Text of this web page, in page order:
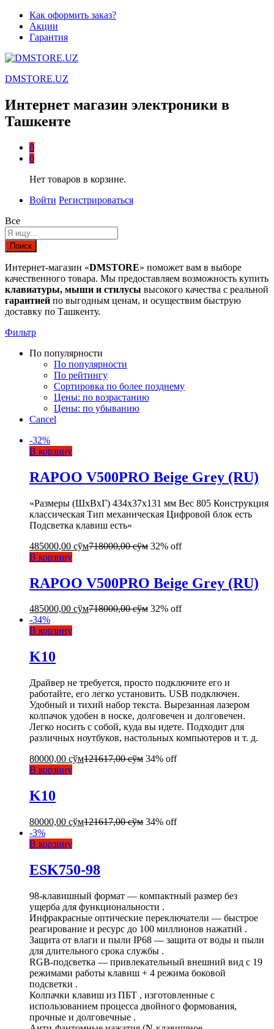
Как оформить заказ?
Акции
Гарантия
DMSTORE.UZ
Интернет магазин электроники в
Ташкенте
0
0
Нет товаров в корзине.
Войти Регистрироваться
Все
Поиск
Интернет-магазин «DMSTORE» поможет вам в выборе
качественного товара. Мы предоставляем возможность купить
клавиатуры, мыши и стилусы высокого качества с реальной
гарантией по выгодным ценам, и осуществим быструю
доставку по Ташкенту.
Фильтр
По популярности
По популярности
По рейтингу
Сортировка по более позднему
Цены: по возрастанию
Цены: по убыванию
Cancel
-32%
В корзину
RAPOO V500PRO Beige Grey (RU)
«Размеры (ШxВxГ) 434x37x131 мм Вес 805 Конструкция
классическая Тип механическая Цифровой блок есть
Подсветка клавиш есть»
485000,00 сўм718000,00сўм 32% off
В корзину
RAPOO V500PRO Beige Grey (RU)
485000,00 сўм718000,00сўм 32% off
-34%
В корзину
K10
Драйвер не требуется, просто подключите его и
работайте, его легко установить. USB подключен.
Удобный и тихий набор текста. Вырезанная лазером
колпачок удобен в носке, долговечен и долговечен.
Легко носить с собой, куда вы идете. Подходит для
различных ноутбуков, настольных компьютеров и т. д.
80000,00 сўм121617,00сўм 34% off
В корзину
K10
80000,00 сўм121617,00сўм 34% off
-3%
В корзину
ESK750-98
98-клавишный формат — компактный размер без
ущерба для функциональности .
Инфракрасные оптические переключатели — быстрое
реагирование и ресурс до 100 миллионов нажатий .
Защита от влаги и пыли IP68 — защита от воды и пыли
для длительного срока службы .
RGB-подсветка — привлекательный внешний вид с 19
режимами работы клавиш + 4 режима боковой
подсветки .
Колпачки клавиш из ПБТ , изготовленные с
использованием процесса двойного формования,
прочные и долговечные .